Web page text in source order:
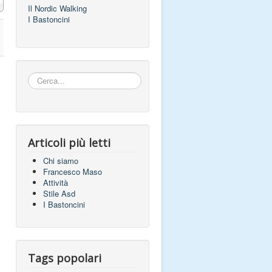
Il Nordic Walking
I Bastoncini
Cerca...
Articoli più letti
Chi siamo
Francesco Maso
Attività
Stile Asd
I Bastoncini
Tags popolari